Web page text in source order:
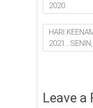
2020.
HARI
Leave a